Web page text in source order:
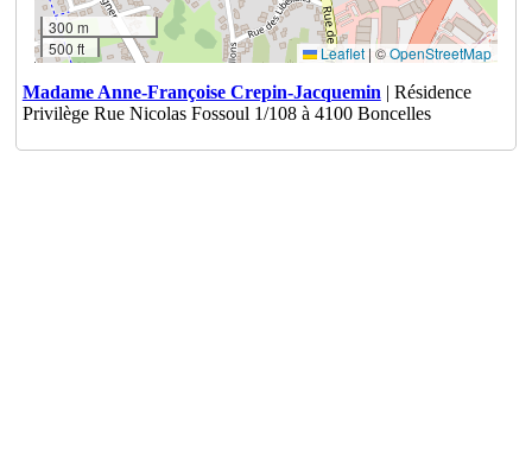
300 m
500 ft
Leaflet | ©OpenStreetMap
Madame Anne-Françoise Crepin-Jacquemin | Résidence
Privilège Rue Nicolas Fossoul 1/108 à 4100 Boncelles